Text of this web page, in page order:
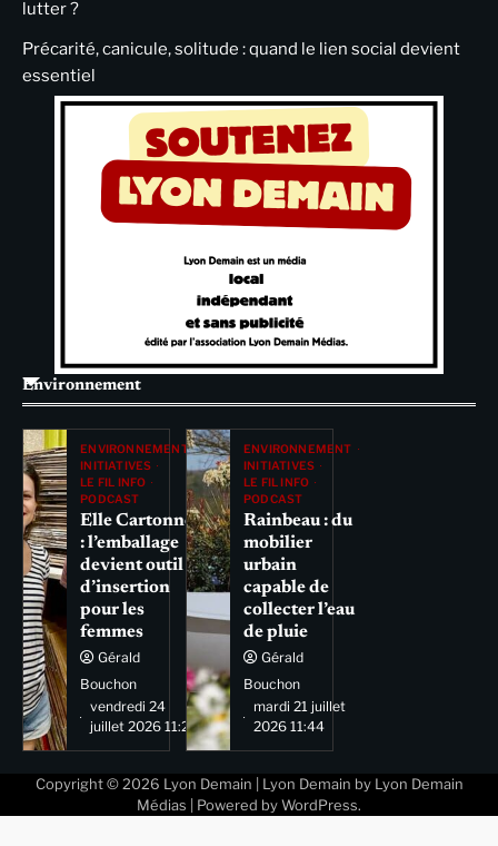
lutter ?
Précarité, canicule, solitude : quand le lien social devient
essentiel
Environnement
ENVIRONNEMENT
INITIATIVES
LE FIL INFO
PODCAST
Elle Cartonne
: l’emballage
devient outil
d’insertion
pour les
femmes
Gérald
Bouchon
vendredi 24
juillet 2026 11:29
ENVIRONNEMENT
INITIATIVES
LE FIL INFO
PODCAST
Rainbeau : du
mobilier
urbain
capable de
collecter l’eau
de pluie
Gérald
Bouchon
mardi 21 juillet
2026 11:44
Copyright © 2026 Lyon Demain | Lyon Demain by Lyon Demain
Médias | Powered by WordPress.